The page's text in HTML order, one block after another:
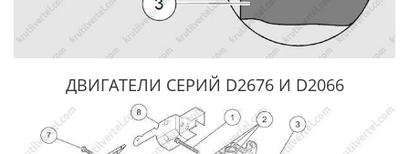
ДВИГАТЕЛИ СЕРИЙ D2676 И D2066